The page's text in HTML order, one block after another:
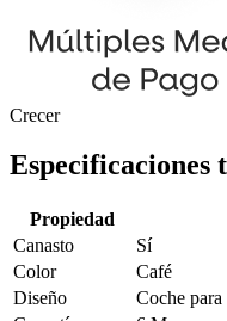
Crecer
Especificaciones
Propiedad
Canasto
Sí
Color
Café
Diseño
Coche para